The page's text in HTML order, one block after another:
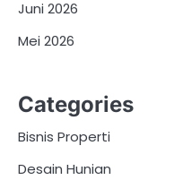
Juni 2026
Mei 2026
Categories
Bisnis Properti
Desain Hunian